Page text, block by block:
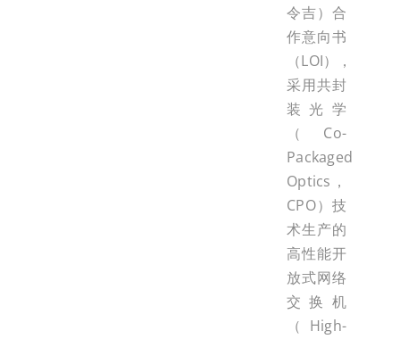
令吉）合
作意向书
（LOI），
采用共封
装光学
（Co-
Packaged
Optics，
CPO）技
术生产的
高性能开
放式网络
交换机
（High-